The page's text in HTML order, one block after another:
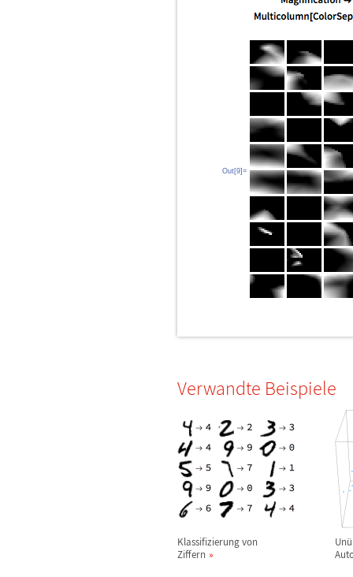
Out[9]=
Verwandte Beispiele
Klassifizierung von
Ziffern
Unü